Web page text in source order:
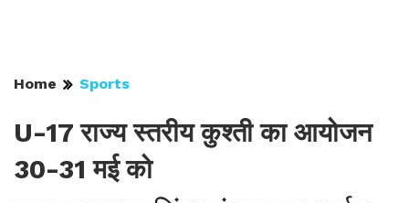
Home Sports
U-17 राज्य स्तरीय कुश्ती का आयोजन
30-31 मई को